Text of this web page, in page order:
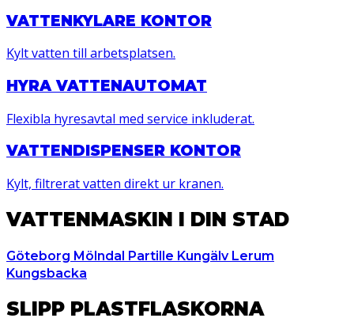
VATTENKYLARE KONTOR
Kylt vatten till arbetsplatsen.
HYRA VATTENAUTOMAT
Flexibla hyresavtal med service inkluderat.
VATTENDISPENSER KONTOR
Kylt, filtrerat vatten direkt ur kranen.
VATTENMASKIN I DIN STAD
Göteborg Mölndal Partille Kungälv Lerum
Kungsbacka
SLIPP PLASTFLASKORNA